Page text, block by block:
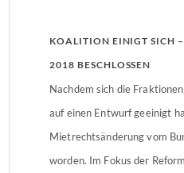
KOALITION EINIGT SICH
2018 BESCHLOSSEN
Nachdem sich die
auf einen Entwurf geeinigt
Mietrechtsänderung vom
worden. Im Fokus der